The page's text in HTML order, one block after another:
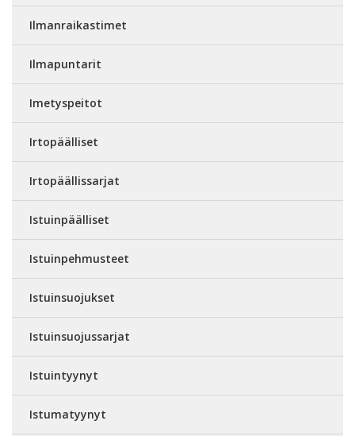
Ilmanraikastimet
Ilmapuntarit
Imetyspeitot
Irtopäälliset
Irtopäällissarjat
Istuinpäälliset
Istuinpehmusteet
Istuinsuojukset
Istuinsuojussarjat
Istuintyynyt
Istumatyynyt